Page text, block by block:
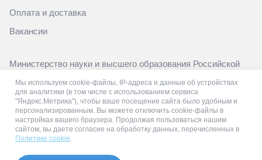
Мы используем cookie-файлы, IP-адреса и данные об устройствах
для аналитики (в том числе с использованием сервиса
"Яндекс.Метрика"), чтобы ваше посещение сайта было удобным и
персонализированным. Вы можете отключить cookie-файлы в
настройках вашего браузера. Продолжая пользоваться нашим
сайтом, вы даете согласие на обработку данных, перечисленных в
Политике cookie.
Оплата и доставка
Вакансии
Министерство науки и высшего образования Российской
https://minobrnauki.gov.ru/
Министерство просвещения Российской Федерации
https://edu.gov.ru/